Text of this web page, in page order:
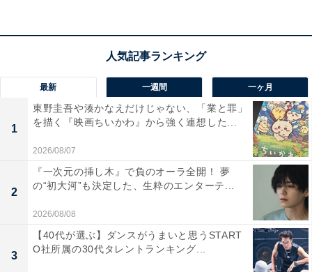
今後の見どころとSNSでの反響
最新 一週間 一ヶ月
1
東野圭吾や湊かなえだけじゃない、「業と罪」
を描く『映画ちいかわ』から強く連想した...
2026/08/07
2
『一次元の挿し木』で負のオーラ全開！ 夢
の“初大河”も決定した、生粋のエンターテ...
2026/08/08
3
【40代が選ぶ】ダンスがうまいと思うSTART
O社所属の30代タレントランキング...